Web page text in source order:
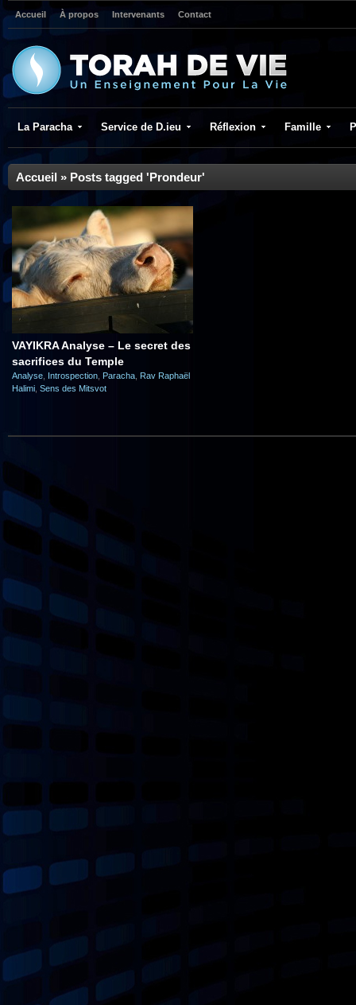
Accueil À propos Intervenants Contact
La Paracha Service de D.ieu Réflexion Famille
Accueil » Posts tagged 'Prondeur'
VAYIKRA Analyse – Le secret des
sacrifices du Temple
Analyse Introspection Paracha Rav Raphaël
Halimi Sens des Mitsvot